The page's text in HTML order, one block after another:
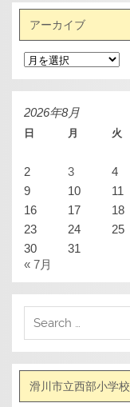
アーカイブ
ア
ー
カ
イ
ブ
2026年8月
日 月 火
2
3 4
9
10 11
16
17 18
23
24 25
30
31
« 7月
滑川市立西部小学校